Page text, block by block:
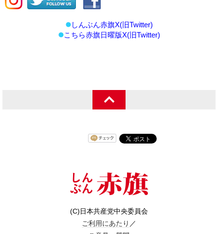
しんぶん赤旗X(旧Twitter)
こちら赤旗日曜版X(旧Twitter)
(C)日本共産党中央委員会
ご利用にあたり ／